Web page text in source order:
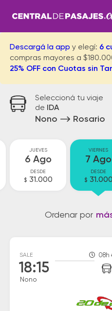
Descargá la app y elegí: 6
compras mayores a
25% OFF con Cuotas sin
Seleccioná tu viaje
de
IDA
Nono Rosario
JUEVES
6 Ago
DESDE
$ 31.000
VIERNES
7 Ago
DESDE
$ 31.000
Ordenar por
SALE
18:15
Nono
08h